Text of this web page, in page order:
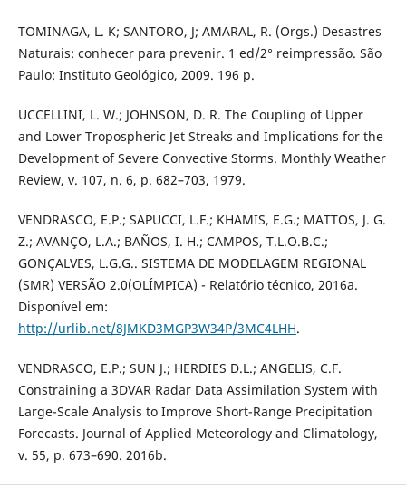
TOMINAGA, L. K; SANTORO, J; AMARAL, R. (Orgs.) Desastres
Naturais: conhecer para prevenir. 1 ed/2° reimpressão. São
Paulo: Instituto Geológico, 2009. 196 p.
UCCELLINI, L. W.; JOHNSON, D. R. The Coupling of Upper
and Lower Tropospheric Jet Streaks and Implications for the
Development of Severe Convective Storms. Monthly Weather
Review, v. 107, n. 6, p. 682–703, 1979.
VENDRASCO, E.P.; SAPUCCI, L.F.; KHAMIS, E.G.; MATTOS, J. G.
Z.; AVANÇO, L.A.; BAÑOS, I. H.; CAMPOS, T.L.O.B.C.;
GONÇALVES, L.G.G.. SISTEMA DE MODELAGEM REGIONAL
(SMR) VERSÃO 2.0(OLÍMPICA) - Relatório técnico, 2016a.
Disponível em:
http://urlib.net/8JMKD3MGP3W34P/3MC4LHH.
VENDRASCO, E.P.; SUN J.; HERDIES D.L.; ANGELIS, C.F.
Constraining a 3DVAR Radar Data Assimilation System with
Large-Scale Analysis to Improve Short-Range Precipitation
Forecasts. Journal of Applied Meteorology and Climatology,
v. 55, p. 673–690. 2016b.